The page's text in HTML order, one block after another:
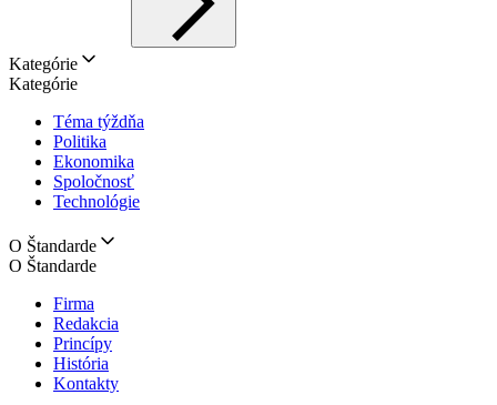
Kategórie
Kategórie
Téma týždňa
Politika
Ekonomika
Spoločnosť
Technológie
O Štandarde
O Štandarde
Firma
Redakcia
Princípy
História
Kontakty